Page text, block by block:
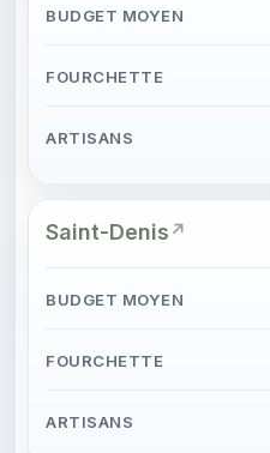
Saint-Denis